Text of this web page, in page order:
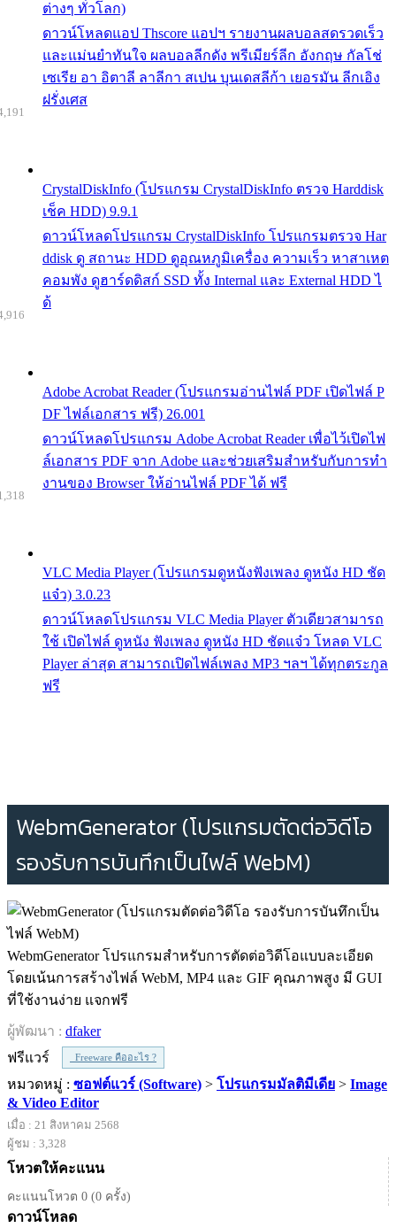
ต่างๆ ทั่วโลก)
ดาวน์โหลดแอป Thscore แอปฯ รายงานผลบอลสดรวดเร็ว
และแม่นยำทันใจ ผลบอลลีกดัง พรีเมียร์ลีก อังกฤษ กัลโช่
เซเรีย อา อิตาลี ลาลีกา สเปน บุนเดสลีก้า เยอรมัน ลีกเอิง
ฝรั่งเศส
CrystalDiskInfo (โปรแกรม CrystalDiskInfo ตรวจ Harddisk
เช็ค HDD) 9.9.1
ดาวน์โหลดโปรแกรม CrystalDiskInfo โปรแกรมตรวจ Har
ddisk ดู สถานะ HDD ดูอุณหภูมิเครื่อง ความเร็ว หาสาเหต
คอมพัง ดูฮาร์ดดิสก์ SSD ทั้ง Internal และ External HDD ไ
ด้
Adobe Acrobat Reader (โปรแกรมอ่านไฟล์ PDF เปิดไฟล์ P
DF ไฟล์เอกสาร ฟรี) 26.001
ดาวน์โหลดโปรแกรม Adobe Acrobat Reader เพื่อไว้เปิดไฟ
ล์เอกสาร PDF จาก Adobe และช่วยเสริมสำหรับกับการทำ
งานของ Browser ให้อ่านไฟล์ PDF ได้ ฟรี
VLC Media Player (โปรแกรมดูหนังฟังเพลง ดูหนัง HD ชัด
แจ๋ว) 3.0.23
ดาวน์โหลดโปรแกรม VLC Media Player ตัวเดียวสามารถ
ใช้ เปิดไฟล์ ดูหนัง ฟังเพลง ดูหนัง HD ชัดแจ๋ว โหลด VLC
Player ล่าสุด สามารถเปิดไฟล์เพลง MP3 ฯลฯ ได้ทุกตระกูล
ฟรี
WebmGenerator (โปรแกรมตัดต่อวิดีโอ
รองรับการบันทึกเป็นไฟล์ WebM)
WebmGenerator โปรแกรมสำหรับการตัดต่อวิดีโอแบบละเอียด
โดยเน้นการสร้างไฟล์ WebM, MP4 และ GIF คุณภาพสูง มี GUI
ที่ใช้งานง่าย แจกฟรี
ผู้พัฒนา : dfaker
ฟรีแวร์
Freeware คืออะไร ?
หมวดหมู่ : ซอฟต์แวร์ (Software) > โปรแกรมมัลติมีเดีย > Image
& Video Editor
เมื่อ : 21 สิงหาคม 2568
ผู้ชม : 3,328
โหวตให้คะแนน
คะแนนโหวต 0 (0 ครั้ง)
ดาวน์โหลด